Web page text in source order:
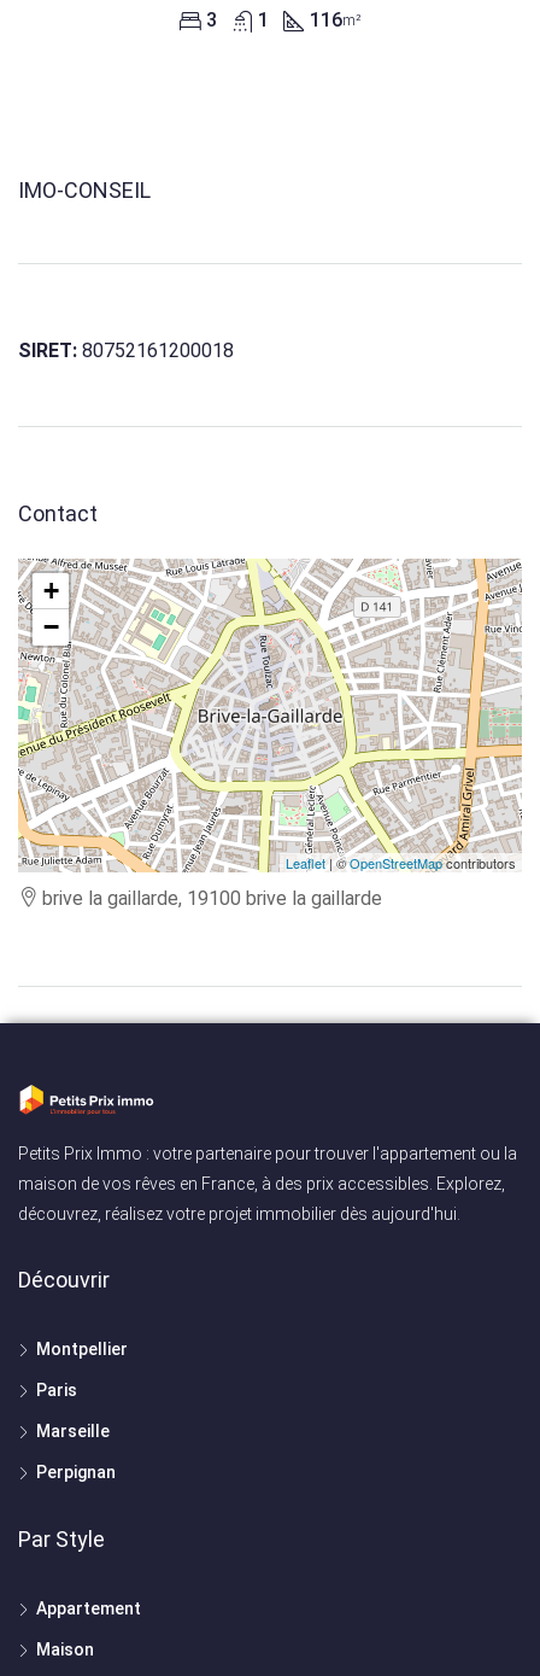
3 1 116m²
IMO-CONSEIL
SIRET: 80752161200018
Contact
+
−
Leaflet| ©OpenStreetMapcontributors
brive la gaillarde, 19100 brive la gaillarde
Petits Prix Immo : votre partenaire pour trouver l'appartement ou la
maison de vos rêves en France, à des prix accessibles. Explorez,
découvrez, réalisez votre projet immobilier dès aujourd'hui.
Découvrir
Montpellier
Paris
Marseille
Perpignan
Par Style
Appartement
Maison